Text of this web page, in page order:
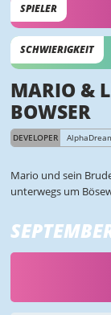
SPIELER
SCHWIERIGKEIT
MARIO &
BOWSER
DEVELOPER
Mario und sein
unterwegs um